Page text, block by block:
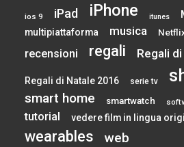
ios 9 iPad iPhone itunes
multipiattaforma musica
recensioni regali Regali
Regali di Natale 2016 serie tv
smart home smartwatch
tutorial vedere film in lingua
wearables web